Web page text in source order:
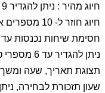
חיוג מהיר : ניתן להגדיר 9 מספרים ייעודיים לחיוג מהיר 1-9
חיוג חוזר ל- 10 מספרים אחרונים
חסימת שיחות נכנסות עד 30 מספרים
ניתן להגדיר עד 6 מספרי טלפון אליהם החיוג יחסם
תצוגת תאריך, שעה ומשך